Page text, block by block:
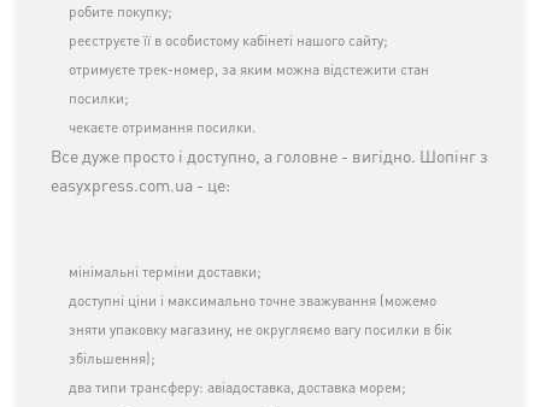
робите покупку;
реєструєте її в особистому кабінеті нашого сайту;
отримуєте трек-номер, за яким можна відстежити стан
посилки;
чекаєте отримання посилки.
Все дуже просто і доступно, а головне - вигідно. Шопінг з
easyxpress.com.ua - це:
мінімальні терміни доставки;
доступні ціни і максимально точне зважування (можемо
зняти упаковку магазину, не округляємо вагу посилки в бік
збільшення);
два типи трансферу: авіадоставка, доставка морем;